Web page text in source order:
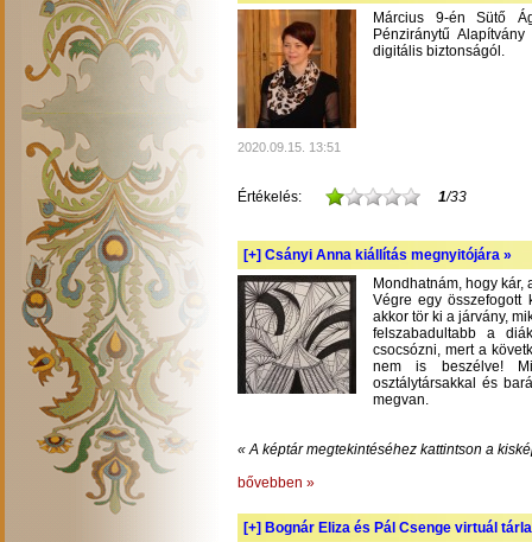
Március 9-én Sütő
Pénziránytű
digitális biztonságól.
2020.09.15. 13:51
Értékelés: 1/33
[+] Csányi Anna kiállítás megnyitójára »
Mondhatnám, hogy kár,
Végre egy összefogott
akkor tör ki a járvány,
felszabadultabb a
csocsózni, mert a
nem is beszélve!
osztálytársakkal és
megvan.
« A képtár megtekintéséhez kattintson a
bővebben »
[+] Bognár Eliza és Pál Csenge virtuál